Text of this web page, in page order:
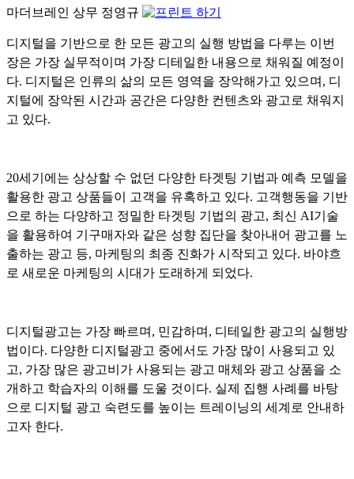
마더브레인 상무 정영규
디지털을 기반으로 한 모든 광고의 실행 방법을 다루는 이번
장은 가장 실무적이며 가장 디테일한 내용으로 채워질 예정이
다. 디지털은 인류의 삶의 모든 영역을 장악해가고 있으며, 디
지털에 장악된 시간과 공간은 다양한 컨텐츠와 광고로 채워지
고 있다.
20세기에는 상상할 수 없던 다양한 타겟팅 기법과 예측 모델을
활용한 광고 상품들이 고객을 유혹하고 있다. 고객행동을 기반
으로 하는 다양하고 정밀한 타겟팅 기법의 광고, 최신 AI기술
을 활용하여 기구매자와 같은 성향 집단을 찾아내어 광고를 노
출하는 광고 등, 마케팅의 최종 진화가 시작되고 있다. 바야흐
로 새로운 마케팅의 시대가 도래하게 되었다.
디지털광고는 가장 빠르며, 민감하며, 디테일한 광고의 실행방
법이다. 다양한 디지털광고 중에서도 가장 많이 사용되고 있
고, 가장 많은 광고비가 사용되는 광고 매체와 광고 상품을 소
개하고 학습자의 이해를 도울 것이다. 실제 집행 사례를 바탕
으로 디지털 광고 숙련도를 높이는 트레이닝의 세계로 안내하
고자 한다.